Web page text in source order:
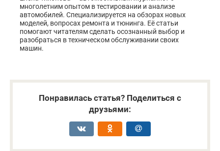
многолетним опытом в тестировании и анализе
автомобилей. Специализируется на обзорах новых
моделей, вопросах ремонта и тюнинга. Её статьи
помогают читателям сделать осознанный выбор и
разобраться в техническом обслуживании своих
машин.
Понравилась статья? Поделиться с
друзьями: